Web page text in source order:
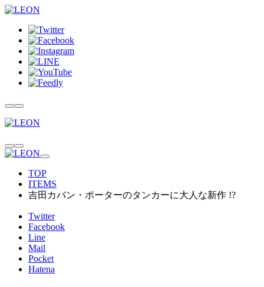
TOP
ITEMS
吉田カバン・ポーターのタンカーに大人な新作 !?
Twitter
Facebook
Line
Mail
Pocket
Hatena